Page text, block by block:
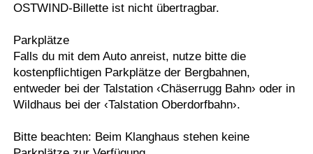
OSTWIND-Billette ist nicht übertragbar.
Parkplätze
Falls du mit dem Auto anreist, nutze bitte die
kostenpflichtigen Parkplätze der Bergbahnen,
entweder bei der Talstation ‹Chäserrugg Bahn› oder in
Wildhaus bei der ‹Talstation Oberdorfbahn›.
Bitte beachten: Beim Klanghaus stehen keine